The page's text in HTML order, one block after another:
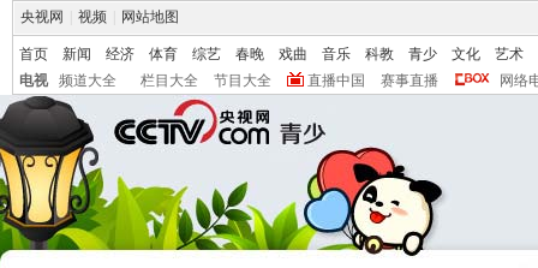
央视网 视频 网站地图
首页 新闻 经济 体育 综艺 春晚 戏曲 音乐 科教 青少 文化
艺术
电视
频道大全 栏目大全 节目大全 直播中国 赛事直播 网络